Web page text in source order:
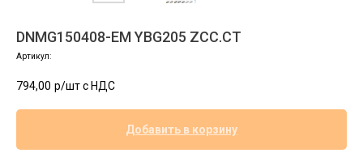
DNMG150408-EM YBG205 ZCC.CT
Артикул:
794,00 р/шт c НДС
Добавить в корзину